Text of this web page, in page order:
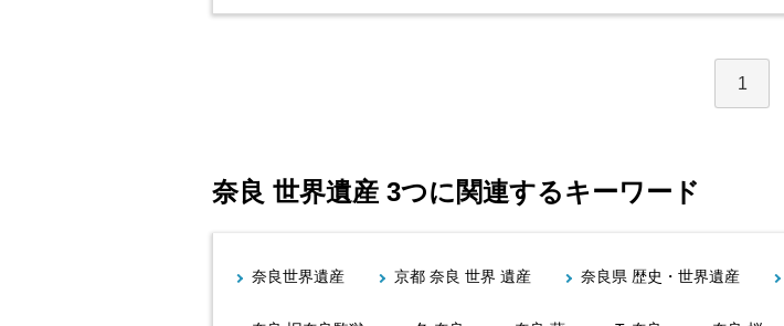
1
奈良 世界遺産 3つに関連するキーワード
奈良世界遺産 京都 奈良 世界 遺産 奈良県 歴史・世界遺産